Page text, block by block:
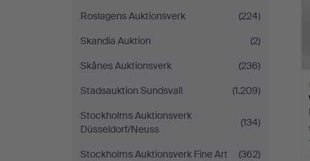
Roslagens Auktionsverk
(224)
Skandia Auktion
(2)
Skånes Auktionsverk
(236)
Stadsauktion Sundsvall
(1.209)
Stockholms Auktionsverk
Düsseldorf/Neuss
(134)
Stockholms Auktionsverk Fine Art
(362)